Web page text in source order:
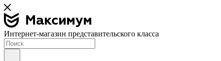
Интернет-магазин представительского класса